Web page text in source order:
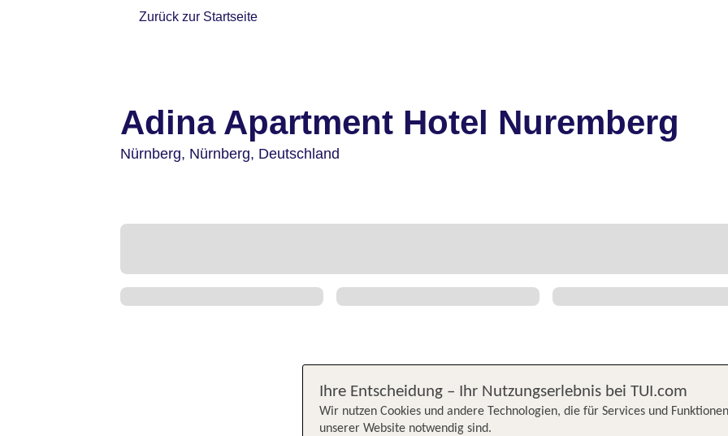
Zurück zur Startseite
Adina Apartment Hotel Nuremberg
Nürnberg, Nürnberg, Deutschland
Ihre Entscheidung – Ihr Nutzungserlebnis bei TUI.com
Wir nutzen Cookies und andere Technologien, die für Services und
unserer Website notwendig sind.